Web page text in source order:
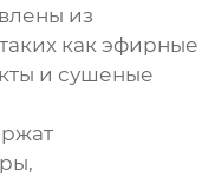
из
как эфирные
и сушеные